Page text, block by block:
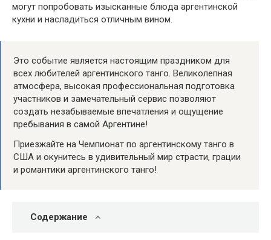
могут попробовать изысканные блюда аргентинской
кухни и насладиться отличным вином.
Это событие является настоящим праздником для
всех любителей аргентинского танго. Великолепная
атмосфера, высокая профессиональная подготовка
участников и замечательный сервис позволяют
создать незабываемые впечатления и ощущение
пребывания в самой Аргентине!
Приезжайте на Чемпионат по аргентинскому танго в
США и окунитесь в удивительный мир страсти, грации
и романтики аргентинского танго!
Содержание